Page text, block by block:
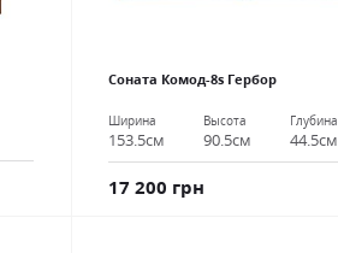
Соната Комод-8s Гербор
Ширина
153.5см
Высота
90.5см
Глубина
44.5см
17 200 грн